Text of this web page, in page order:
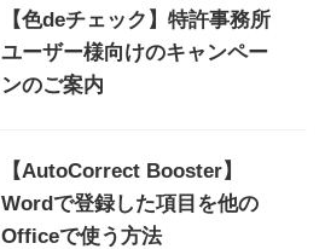
【色deチェック】特許事務所
ユーザー様向けのキャンペー
ンのご案内
【AutoCorrect Booster】
Wordで登録した項目を他の
Officeで使う方法